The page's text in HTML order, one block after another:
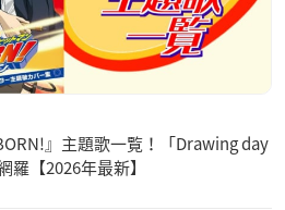
』主題歌一覧！「Drawing day
【2026年最新】